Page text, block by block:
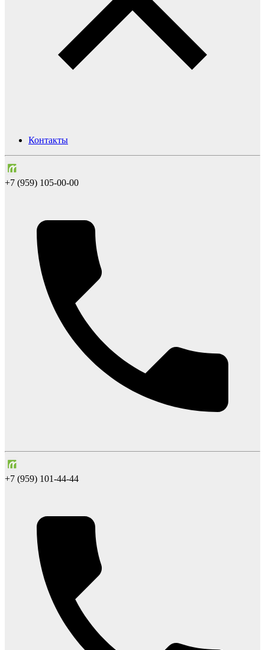
Контакты
+7 (959) 105-00-00
+7 (959) 101-44-44